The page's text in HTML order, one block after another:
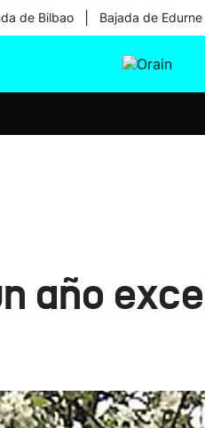
de Bilbao Bajada de
año